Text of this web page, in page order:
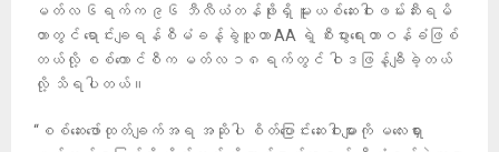
မတ်လ ၆ရက်က ၉၆ ဘီလီယံတန်ဖိုးရှိ မူးယစ်ဆေးဝါးဖမ်းဆီးရမိ
တာတွင် ရောင်းချရန်စီမံခန့်ခွဲသူဟာ AA ရဲ့ စီးပွားရေးတာဝန်ခံဖြစ်
တယ်လို့ စစ်ကောင်စီက မတ်လ ၁၈ရက်တွင် ဝါဒဖြန့်ချီခဲ့တယ်
လို့ သိရပါတယ်။
“စစ်ဆေးဖော်ထုတ်ချက်အရ အဆိုပါ စိတ်ပြောင်းဆေးဝါးများကို မလေးရှား